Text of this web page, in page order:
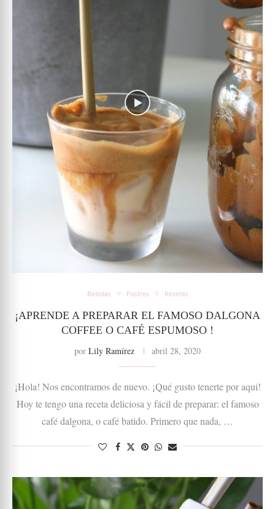
Bebidas Postres Recetas
¡APRENDE A PREPARAR EL FAMOSO DALGONA
COFFEE O CAFÉ ESPUMOSO !
por Lily Ramírez abril 28, 2020
¡Hola! Nos encontramos de nuevo. ¡Qué gusto tenerte por aquí!
Hoy te tengo una receta deliciosa y fácil de preparar: el famoso
café dalgona, o café batido. Primero que nada, …